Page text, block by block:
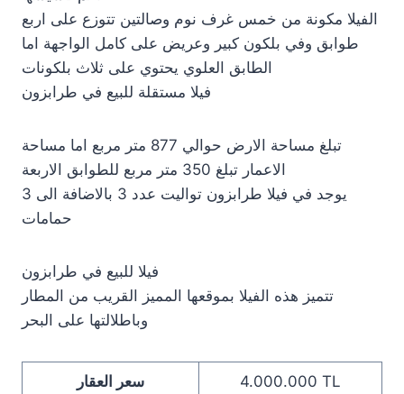
الفيلا مكونة من خمس غرف نوم وصالتين تتوزع على اربع
طوابق وفي بلكون كبير وعريض على كامل الواجهة اما
الطابق العلوي يحتوي على ثلاث بلكونات
فيلا مستقلة للبيع في طرابزون
تبلغ مساحة الارض حوالي 877 متر مربع اما مساحة
الاعمار تبلغ 350 متر مربع للطوابق الاربعة
يوجد في فيلا طرابزون تواليت عدد 3 بالاضافة الى 3
حمامات
فيلا للبيع في طرابزون
تتميز هذه الفيلا بموقعها المميز القريب من المطار
وباطلالتها على البحر
سعر العقار 4.000.000 TL